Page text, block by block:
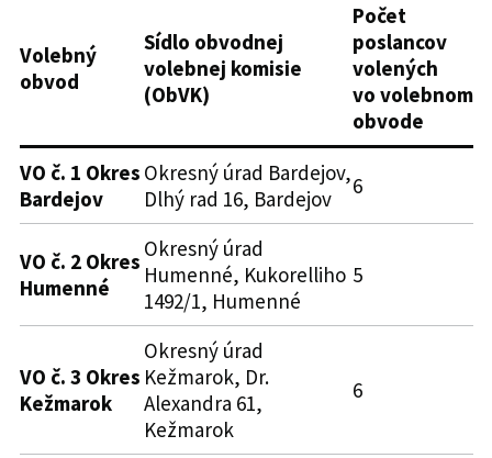
Volebný
obvod
Sídlo obvodnej
volebnej komisie
(ObVK)
Počet
poslancov
volených
vo volebnom
obvode
VO č. 1 Okres
Bardejov
Okresný úrad Bardejov,
Dlhý rad 16, Bardejov
6
VO č. 2 Okres
Humenné
Okresný úrad
Humenné, Kukorelliho
1492/1, Humenné
5
VO č. 3 Okres
Kežmarok
Okresný úrad
Kežmarok, Dr.
Alexandra 61,
Kežmarok
6